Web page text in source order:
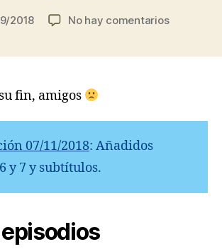
2018 No hay comentariosen
fin, amigos
07/11/2018: Añadidos
y 7 y subtítulos.